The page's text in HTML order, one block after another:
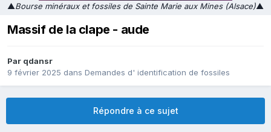
▲Bourse minéraux et fossiles de Sainte Marie aux Mines (Alsace)▲
Massif de la clape - aude
Par qdansr
9 février 2025 dans Demandes d' identification de fossiles
Répondre à ce sujet